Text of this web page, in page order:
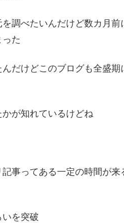
調べたいんだけど数カ月
た
だけどこのブログも全盛
が知れているけどね
事ってある一定の時間が
を突破